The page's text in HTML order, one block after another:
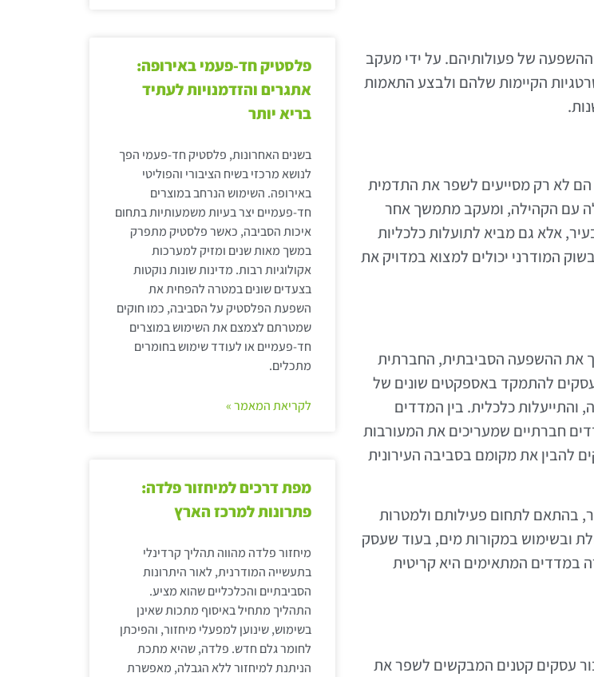
ההשפעה של פעולותיהם. על ידי מעקב
הקיימות שלהם ולבצע התאמות
הם לא רק מסייעים לשפר את התדמית
עם הקהילה, ומעקב מתמשך אחר
אלא גם מביא לתועלות כלכליות
המודרני יכולים למצוא במדויק את
את ההשפעה הסביבתית, החברתית
להתמקד באספקטים שונים של
והתייעלות כלכלית. בין המדדים
חברתיים שמעריכים את המעורבות
להבין את מקומם בסביבה העירונית
בהתאם לתחום פעילותם ולמטרות
ובשימוש במקורות מים, בעוד שעסק
במדדים המתאימים היא קריטית
עסקים קטנים המבקשים לשפר את
פלסטיק חד-פעמי באירופה:
אתגרים והזדמנויות לעתיד
בריא יותר
בשנים האחרונות, פלסטיק חד-פעמי הפך
לנושא מרכזי בשיח הציבורי והפוליטי
באירופה. השימוש הנרחב במוצרים
חד-פעמיים יצר בעיות משמעותיות בתחום
איכות הסביבה, כאשר פלסטיק מתפרק
במשך מאות שנים ומזיק למערכות
אקולוגיות רבות. מדינות שונות נוקטות
בצעדים שונים במטרה להפחית את
השפעת הפלסטיק על הסביבה, כמו חוקים
שמטרתם לצמצם את השימוש במוצרים
חד-פעמיים או לעודד שימוש בחומרים
מתכלים.
לקריאת המאמר »
מפת דרכים למיחזור פלדה:
פתרונות למרכז הארץ
מיחזור פלדה מהווה תהליך קרדינלי
בתעשייה המודרנית, לאור היתרונות
הסביבתיים והכלכליים שהוא מציע.
התהליך מתחיל באיסוף מתכות שאינן
בשימוש, שינוען למפעלי מיחזור, והפיכתן
לחומר גלם חדש. פלדה, שהיא מתכת
הניתנת למיחזור ללא הגבלה, מאפשרת